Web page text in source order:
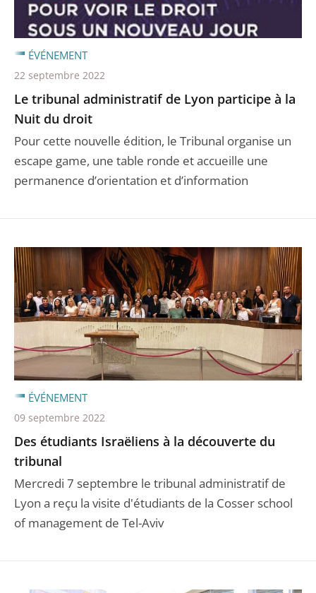
Le tribunal administratif de Lyon participe à la
Nuit du droit
Pour cette nouvelle édition, le Tribunal organise un
escape game, une table ronde et accueille une
permanence d’orientation et d’information
ÉVÉNEMENT
22 septembre 2022
Des étudiants Israëliens à la découverte du
tribunal
Mercredi 7 septembre le tribunal administratif de
Lyon a reçu la visite d'étudiants de la Cosser school
of management de Tel-Aviv
ÉVÉNEMENT
09 septembre 2022